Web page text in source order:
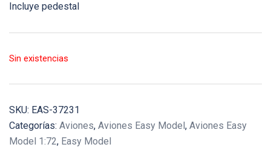
Incluye pedestal
Sin existencias
SKU: EAS-37231
Categorías: Aviones, Aviones Easy Model, Aviones Easy
Model 1:72, Easy Model